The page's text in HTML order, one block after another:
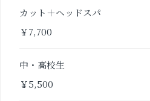
カット＋ヘッドスパ
￥7,700
中・高校生
￥5,500